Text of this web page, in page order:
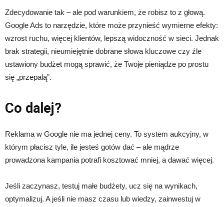
Zdecydowanie tak – ale pod warunkiem, że robisz to z głową.
Google Ads to narzędzie, które może przynieść wymierne efekty:
wzrost ruchu, więcej klientów, lepszą widoczność w sieci. Jednak
brak strategii, nieumiejętnie dobrane słowa kluczowe czy źle
ustawiony budżet mogą sprawić, że Twoje pieniądze po prostu
się „przepalą”.
Co dalej?
Reklama w Google nie ma jednej ceny. To system aukcyjny, w
którym płacisz tyle, ile jesteś gotów dać – ale mądrze
prowadzona kampania potrafi kosztować mniej, a dawać więcej.
Jeśli zaczynasz, testuj małe budżety, ucz się na wynikach,
optymalizuj. A jeśli nie masz czasu lub wiedzy, zainwestuj w